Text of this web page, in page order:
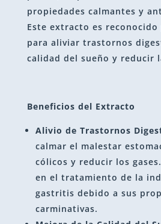
propiedades calmantes y
Este extracto es reconocido
para aliviar trastornos
calidad del sueño y reducir
Beneficios del Extracto
Alivio de Trastornos
calmar el malestar
cólicos y reducir los
en el tratamiento de la
gastritis debido a sus
carminativas.